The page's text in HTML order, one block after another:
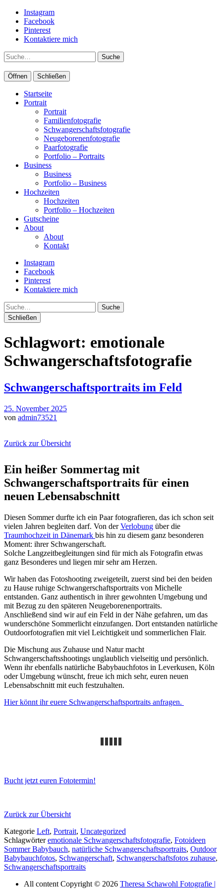
Instagram
Facebook
Pinterest
Kontaktiere mich
Suche
Öffnen Schließen
Startseite
Portrait
Portrait
Familienfotografie
Schwangerschaftsfotografie
Neugeborenenfotografie
Paarfotografie
Portfolio – Portraits
Business
Business
Portfolio – Business
Hochzeiten
Hochzeiten
Portfolio – Hochzeiten
Gutscheine
About
About
Kontakt
Instagram
Facebook
Pinterest
Kontaktiere mich
Suche
Schließen
Schlagwort: emotionale
Schwangerschaftsfotografie
Schwangerschaftsportraits im Feld
25. November 2025
von admin73521
Zurück zur Übersicht
Ein heißer Sommertag mit
Schwangerschaftsportraits für einen
neuen Lebensabschnitt
Diesen Sommer durfte ich ein Paar fotografieren, das ich schon seit
vielen Jahren begleiten darf. Von derVerlobung über die
Traumhochzeit in Dänemark bis hin zu diesem ganz besonderen
Moment: ihrer Schwangerschaft.
Solche Langzeitbegleitungen sind für mich als Fotografin etwas
ganz Besonderes und liegen mir sehr am Herzen.
Wir haben das Fotoshooting zweigeteilt, zuerst sind bei den beiden
zu Hause ruhige Schwangerschaftsportraits von Michelle
entstanden. Ganz authentisch in ihrer gewohnten Umgebung und
mit Bezug zu den späteren Neugeborenenportraits.
Anschließend sind wir auf ein Feld in der Nähe gefahren, um das
wunderschöne Sommerlicht einzufangen. Dort entstanden natürliche
Outdoorfotografien mit viel Leichtigkeit und sommerlichen Flair.
Die Mischung aus Zuhause und Natur macht
Schwangerschaftsshootings unglaublich vielseitig und persönlich.
Wenn ihr ebenfalls natürliche Babybauchfotos in Leverkusen, Köln
oder Umgebung wünscht, freue ich mich sehr, euren neuen
Lebensabschnitt mit euch festzuhalten.
Hier könnt ihr euere Schwangerschaftsportraits anfragen.
Bucht jetzt euren Fototermin!
Zurück zur Übersicht
Kategorie Left, Portrait, Uncategorized
Schlagwörteremotionale Schwangerschaftsfotografie, Fotoideen
Sommer Babybauch, natürliche Schwangerschaftsportraits, Outdoor
Babybauchfotos, Schwangerschaft, Schwangerschaftsfotos zuhause,
Schwangerschaftsportraits
All content Copyright © 2026 Theresa Schawohl Fotografie |